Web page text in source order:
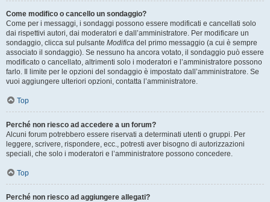
Come modifico o cancello un sondaggio?
Come per i messaggi, i sondaggi possono essere modificati e cancellati solo
dai rispettivi autori, dai moderatori e dall’amministratore. Per modificare un
sondaggio, clicca sul pulsante Modifica del primo messaggio (a cui è sempre
associato il sondaggio). Se nessuno ha ancora votato, il sondaggio può essere
modificato o cancellato, altrimenti solo i moderatori e l’amministratore possono
farlo. Il limite per le opzioni del sondaggio è impostato dall’amministratore. Se
vuoi aggiungere ulteriori opzioni, contatta l’amministratore.
Top
Perché non riesco ad accedere a un forum?
Alcuni forum potrebbero essere riservati a determinati utenti o gruppi. Per
leggere, scrivere, rispondere, ecc., potresti aver bisogno di autorizzazioni
speciali, che solo i moderatori e l’amministratore possono concedere.
Top
Perché non riesco ad aggiungere allegati?